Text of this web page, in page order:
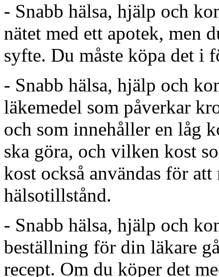
- Snabb hälsa, hjälp och
nätet med ett apotek, men
syfte. Du måste köpa det i
- Snabb hälsa, hjälp och
läkemedel som påverkar
och som innehåller en låg
ska göra, och vilken kost
kost också användas för
hälsotillstånd.
- Snabb hälsa, hjälp och
beställning för din läkare
recept. Om du köper det